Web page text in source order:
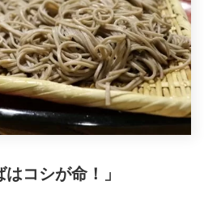
はコシが命！」